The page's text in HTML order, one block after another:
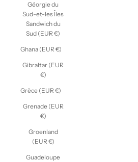
Géorgie du
Sud-et-les Îles
Sandwich du
Sud (EUR €)
Ghana (EUR €)
Gibraltar (EUR
€)
Grèce (EUR €)
Grenade (EUR
€)
Groenland
(EUR €)
Guadeloupe